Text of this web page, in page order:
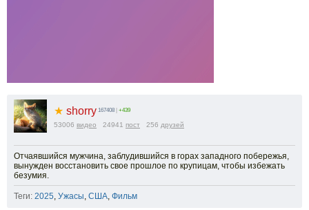
★ shorry 167408 +439
53006 видео 24941 пост 256 друзей
Отчаявшийся мужчина, заблудившийся в горах западного побережья,
вынужден восстановить свое прошлое по крупицам, чтобы избежать
безумия.
Теги: 2025, Ужасы, США, Фильм